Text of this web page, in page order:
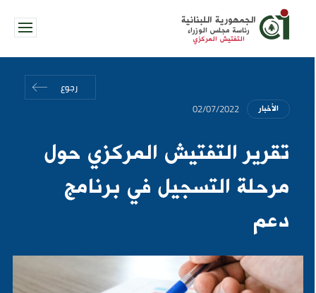
الجمهورية اللبنانية
رئاسة مجلس الوزراء
التفتيش المركزي
رجوع
الأخبار 02/07/2022
تقرير التفتيش المركزي حول
مرحلة التسجيل في برنامج
دعم